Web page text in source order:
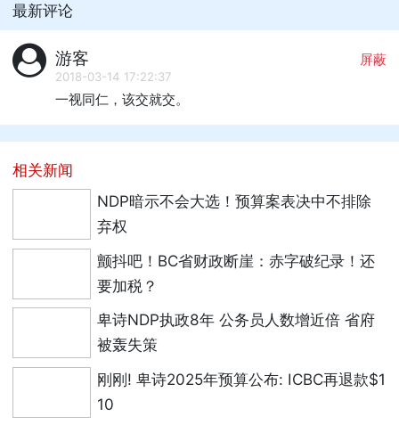
最新评论
游客 屏蔽
2018-03-14 17:22:37
一视同仁，该交就交。
相关新闻
NDP暗示不会大选！预算案表决中不排除
弃权
颤抖吧！BC省财政断崖：赤字破纪录！还
要加税？
卑诗NDP执政8年 公务员人数增近倍 省府
被轰失策
刚刚! 卑诗2025年预算公布: ICBC再退款$1
10